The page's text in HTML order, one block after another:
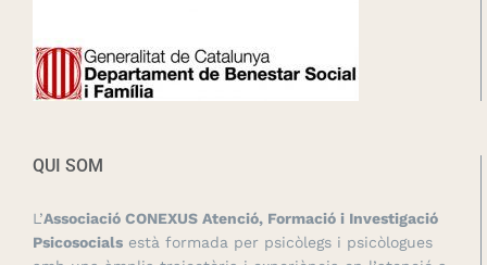
QUI SOM
L’Associació CONEXUS Atenció, Formació i Investigació
Psicosocials està formada per psicòlegs i psicòlogues